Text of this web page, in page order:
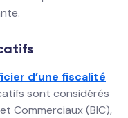
d’une fiscalité
sont considérés
Commerciaux (BIC),